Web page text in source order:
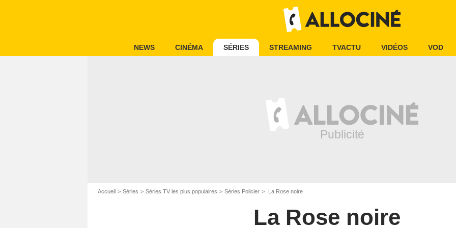
NEWS CINÉMA SÉRIES STREAMING TVACTU VIDÉOS VOD
Accueil Séries Séries TV les plus populaires Séries Policier La Rose noire
La Rose noire